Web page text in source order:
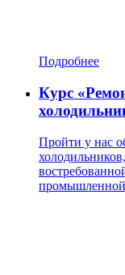
Подробнее
Курс
Пройти у нас
промышленной